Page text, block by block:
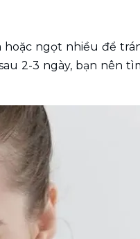
hoặc ngọt nhiều để
2-3 ngày, bạn nên